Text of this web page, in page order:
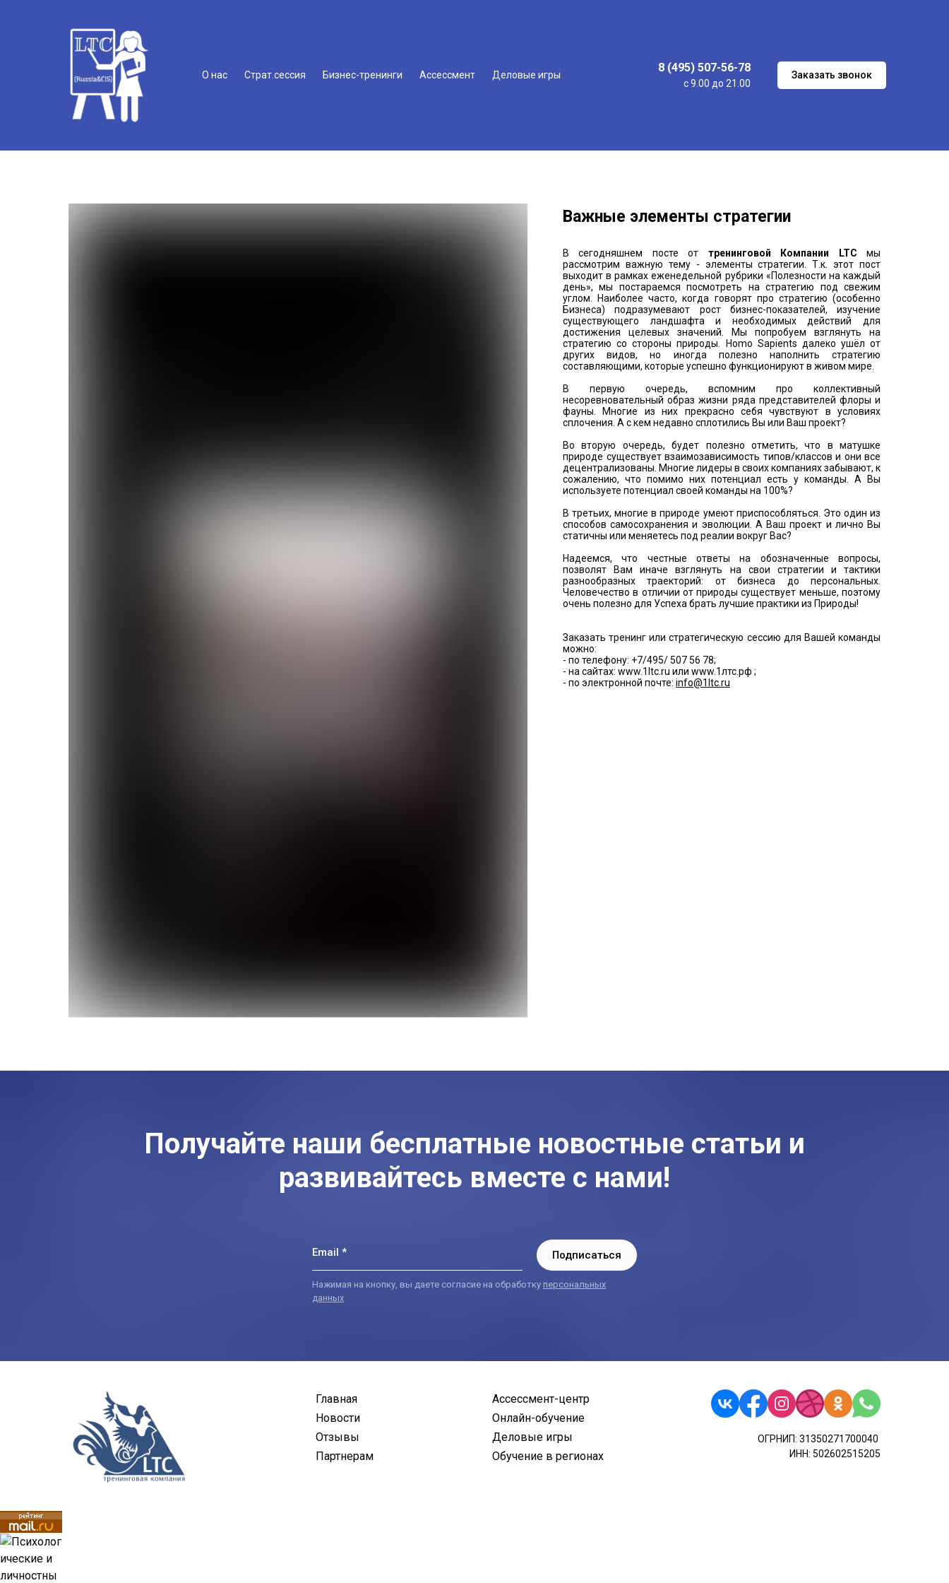
О нас Страт.сессия Бизнес-тренинги Ассессмент Деловые игры
8 (495) 507-56-78
с 9.00 до 21.00
Заказать звонок
Важные элементы стратегии
В сегодняшнем посте от тренинговой Компании LTC мы
рассмотрим важную тему - элементы стратегии. Т.к. этот пост
выходит в рамках еженедельной рубрики «Полезности на каждый
день», мы постараемся посмотреть на стратегию под свежим
углом. Наиболее часто, когда говорят про стратегию (особенно
Бизнеса) подразумевают рост бизнес-показателей, изучение
существующего ландшафта и необходимых действий для
достижения целевых значений. Мы попробуем взглянуть на
стратегию со стороны природы. Homo Sapients далеко ушёл от
других видов, но иногда полезно наполнить стратегию
составляющими, которые успешно функционируют в живом мире.
В первую очередь, вспомним про коллективный
несоревновательный образ жизни ряда представителей флоры и
фауны. Многие из них прекрасно себя чувствуют в условиях
сплочения. А с кем недавно сплотились Вы или Ваш проект?
Во вторую очередь, будет полезно отметить, что в матушке
природе существует взаимозависимость типов/классов и они все
децентрализованы. Многие лидеры в своих компаниях забывают, к
сожалению, что помимо них потенциал есть у команды. А Вы
используете потенциал своей команды на 100%?
В третьих, многие в природе умеют приспособляться. Это один из
способов самосохранения и эволюции. А Ваш проект и лично Вы
статичны или меняетесь под реалии вокруг Вас?
Надеемся, что честные ответы на обозначенные вопросы,
позволят Вам иначе взглянуть на свои стратегии и тактики
разнообразных траекторий: от бизнеса до персональных.
Человечество в отличии от природы существует меньше, поэтому
очень полезно для Успеха брать лучшие практики из Природы!
Заказать тренинг или стратегическую сессию для Вашей команды
можно:
- по телефону: +7/495/ 507 56 78;
- на сайтах: www.1ltc.ru или www.1лтс.рф ;
- по электронной почте: info@1ltc.ru
Получайте наши бесплатные новостные статьи и
развивайтесь вместе с нами!
Email * Подписаться
Нажимая на кнопку, вы даете согласие на обработку персональных
данных
Главная
Новости
Отзывы
Партнерам
Ассессмент-центр
Онлайн-обучение
Деловые игры
Обучение в регионах
ОГРНИП: 31350271700040
ИНН: 502602515205